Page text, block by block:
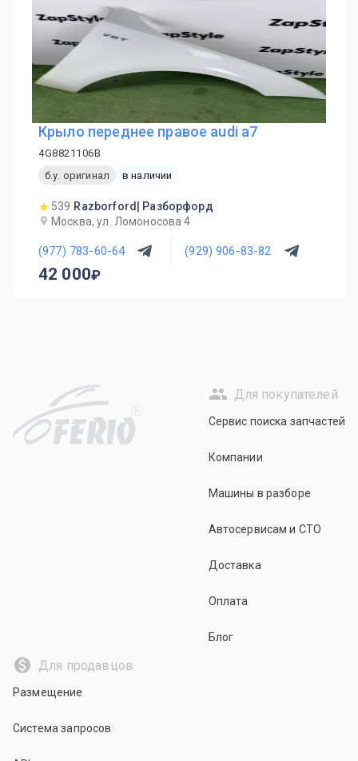
Крыло переднее правое audi a7
4G8821106B
б.у. оригинал
в наличии
539 Razborford| Разборфорд
Москва, ул. Ломоносова 4
(977) 783-60-64 (929) 906-83-82
42 000
R
Для покупателей
Сервис поиска запчастей
Компании
Машины в разборе
Автосервисам и СТО
Доставка
Оплата
Блог
Для продавцов
Размещение
Система запросов